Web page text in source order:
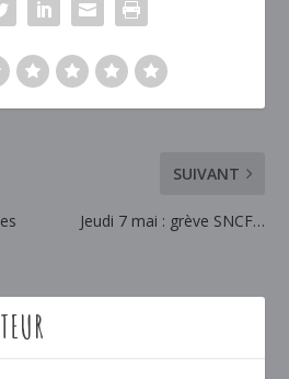
SUIVANT
Jeudi 7 mai : grève SNCF…